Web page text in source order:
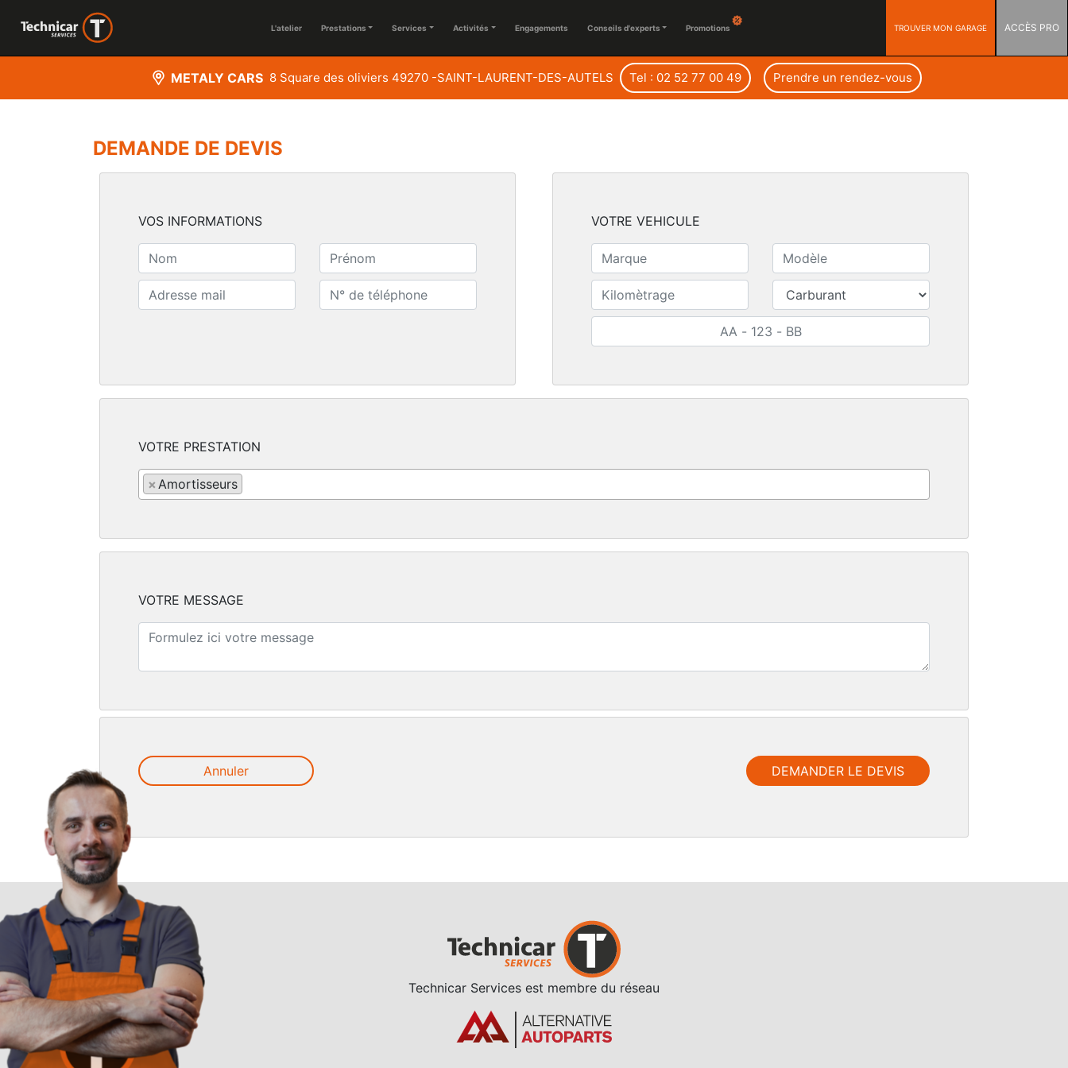
L'atelier Prestations Services Activités Engagements Conseils d'experts Promotions TROUVER MON GARAGE ACCÈS PRO
METALY CARS 8 Square des oliviers 49270 -SAINT-LAURENT-DES-AUTELS Tel : 02 52 77 00 49 Prendre un rendez-vous
DEMANDE DE DEVIS
VOS INFORMATIONS VOTRE VEHICULE
VOTRE PRESTATION
× Amortisseurs
VOTRE MESSAGE
Annuler DEMANDER LE DEVIS
Technicar Services est membre du réseau